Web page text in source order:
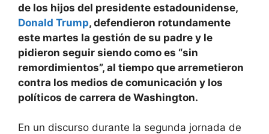
de los hijos del presidente estadounidense,
Donald Trump, defendieron rotundamente
este martes la gestión de su padre y le
pidieron seguir siendo como es “sin
remordimientos”, al tiempo que arremetieron
contra los medios de comunicación y los
políticos de carrera de Washington.
En un discurso durante la segunda jornada de